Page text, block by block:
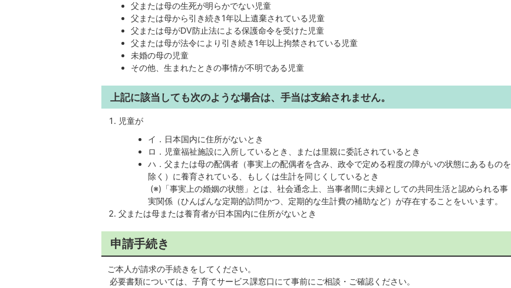
父または母の生死が明らかでない児童
父または母から引き続き1年以上遺棄されている児童
父または母がDV防止法による保護命令を受けた児童
父または母が法令により引き続き1年以上拘禁されている児童
未婚の母の児童
その他、生まれたときの事情が不明である児童
上記に該当しても次のような場合は、手当は支給されません。
児童が
イ．日本国内に住所がないとき
ロ．児童福祉施設に入所しているとき、または里親に委託されているとき
ハ．父または母の配偶者（事実上の配偶者を含み、政令で定める程度の障がいの状態にあるものを
除く）に養育されている、もしくは生計を同じくしているとき
(※)「事実上の婚姻の状態」とは、社会通念上、当事者間に夫婦としての共同生活と認められる事
実関係（ひんぱんな定期的訪問かつ、定期的な生計費の補助など）が存在することをいいます。
父または母または養育者が日本国内に住所がないとき
申請手続き
ご本人が請求の手続きをしてください。
必要書類については、子育てサービス課窓口にて事前にご相談・ご確認ください。